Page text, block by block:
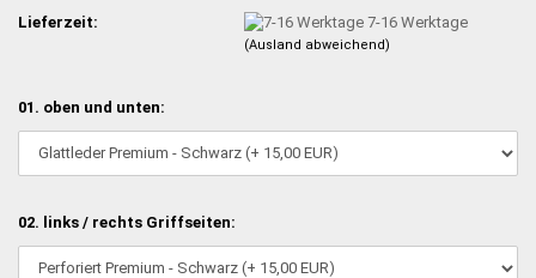
Lieferzeit:
7-16 Werktage
(Ausland abweichend)
01. oben und unten:
02. links / rechts Griffseiten: